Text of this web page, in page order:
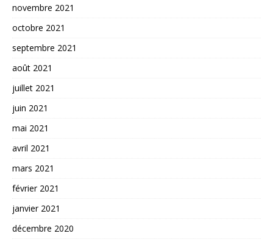
novembre 2021
octobre 2021
septembre 2021
août 2021
juillet 2021
juin 2021
mai 2021
avril 2021
mars 2021
février 2021
janvier 2021
décembre 2020